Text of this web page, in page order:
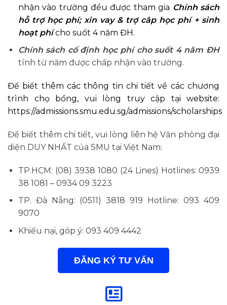
nhận vào trường đều được tham gia Chính sách
hỗ trợ học phí; xin vay & trợ câp học phí + sinh
hoạt phícho suốt 4 năm ĐH.
Chính sách cố định học phí cho suốt 4 năm ĐH
tính từ năm được chấp nhận vào trường.
Để biết thêm các thông tin chi tiết về các chương
trình chọ bổng, vui lòng truy cập tại website:
https://admissions.smu.edu.sg/admissions/scholarships
Để biết thêm chi tiết, vui lòng liên hệ Văn phòng đại
diện DUY NHẤT của SMU tại Việt Nam:
TP.HCM: (08) 3938 1080 (24 Lines) Hotlines: 0939
38 1081 – 0934 09 3223
TP. Đà Nẵng: (0511) 3818 919 Hotline: 093 409
9070
Khiếu nại, góp ý: 093 409 4442
ĐĂNG KÝ TƯ VẤN